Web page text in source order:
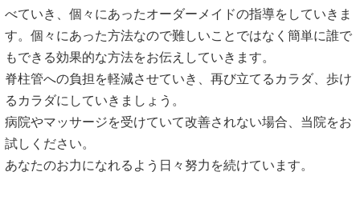
べていき、個々にあったオーダーメイドの指導をしていきま
す。個々にあった方法なので難しいことではなく簡単に誰で
もできる効果的な方法をお伝えしていきます。
脊柱管への負担を軽減させていき、再び立てるカラダ、歩け
るカラダにしていきましょう。
病院やマッサージを受けていて改善されない場合、当院をお
試しください。
あなたのお力になれるよう日々努力を続けています。